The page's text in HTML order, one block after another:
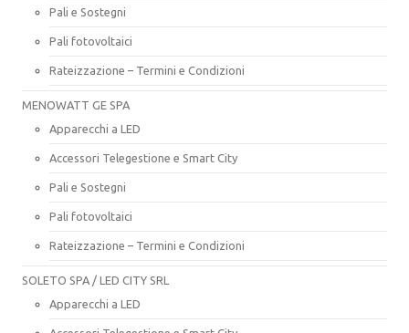
Pali e Sostegni
Pali fotovoltaici
Rateizzazione – Termini e Condizioni
MENOWATT GE SPA
Apparecchi a LED
Accessori Telegestione e Smart City
Pali e Sostegni
Pali fotovoltaici
Rateizzazione – Termini e Condizioni
SOLETO SPA / LED CITY SRL
Apparecchi a LED